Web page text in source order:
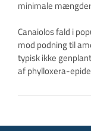
minimale
Canaiolos fald i
mod podning til
typisk ikke
af phylloxera-